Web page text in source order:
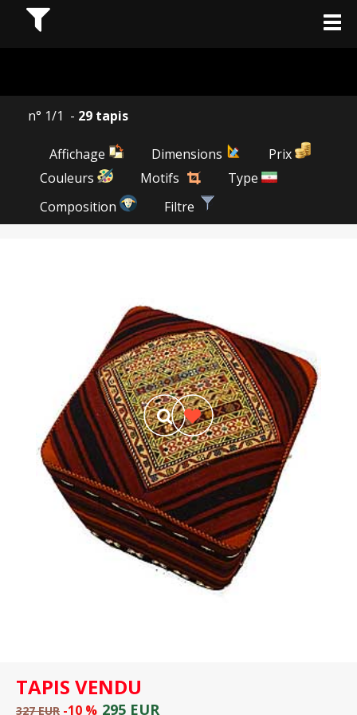
n° 1/1 - 29 tapis
Affichage Dimensions
Prix
Couleurs
Motifs
Type
Composition
Filtre
TAPIS VENDU
327 EUR -10 % 295 EUR